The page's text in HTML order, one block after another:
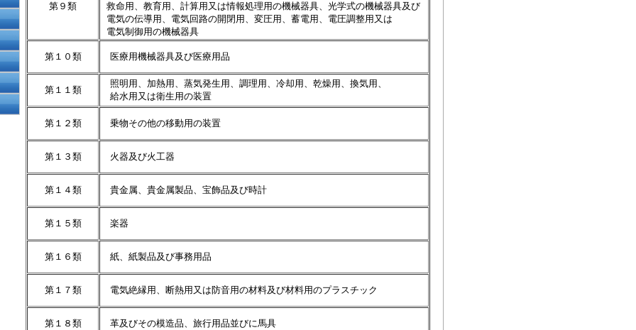
第９類
救命用、教育用、計算用又は情報処理用の機械器具、光学式の機械器具及び
電気の伝導用、電気回路の開閉用、変圧用、蓄電用、電圧調整用又は
電気制御用の機械器具
第１０類 医療用機械器具及び医療用品
第１１類
照明用、加熱用、蒸気発生用、調理用、冷却用、乾燥用、換気用、
給水用又は衛生用の装置
第１２類 乗物その他の移動用の装置
第１３類 火器及び火工器
第１４類 貴金属、貴金属製品、宝飾品及び時計
第１５類 楽器
第１６類 紙、紙製品及び事務用品
第１７類 電気絶縁用、断熱用又は防音用の材料及び材料用のプラスチック
第１８類 革及びその模造品、旅行用品並びに馬具